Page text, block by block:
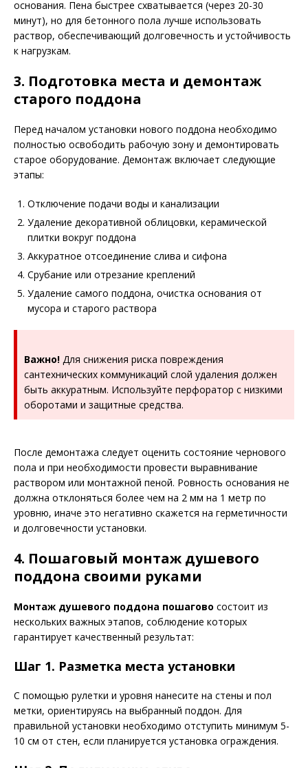
основания. Пена быстрее схватывается (через 20-30
минут), но для бетонного пола лучше использовать
раствор, обеспечивающий долговечность и устойчивость
к нагрузкам.
3. Подготовка места и демонтаж
старого поддона
Перед началом установки нового поддона необходимо
полностью освободить рабочую зону и демонтировать
старое оборудование. Демонтаж включает следующие
этапы:
Отключение подачи воды и канализации
Удаление декоративной облицовки, керамической
плитки вокруг поддона
Аккуратное отсоединение слива и сифона
Срубание или отрезание креплений
Удаление самого поддона, очистка основания от
мусора и старого раствора
Важно! Для снижения риска повреждения
сантехнических коммуникаций слой удаления должен
быть аккуратным. Используйте перфоратор с низкими
оборотами и защитные средства.
После демонтажа следует оценить состояние чернового
пола и при необходимости провести выравнивание
раствором или монтажной пеной. Ровность основания не
должна отклоняться более чем на 2 мм на 1 метр по
уровню, иначе это негативно скажется на герметичности
и долговечности установки.
4. Пошаговый монтаж душевого
поддона своими руками
Монтаж душевого поддона пошагово состоит из
нескольких важных этапов, соблюдение которых
гарантирует качественный результат:
Шаг 1. Разметка места установки
С помощью рулетки и уровня нанесите на стены и пол
метки, ориентируясь на выбранный поддон. Для
правильной установки необходимо отступить минимум 5-
10 см от стен, если планируется установка ограждения.